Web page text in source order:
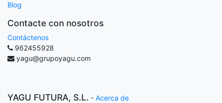
Blog
Contacte con nosotros
Contáctenos
962455928
yagu@grupoyagu.com
YAGU FUTURA, S.L. - Acerca de